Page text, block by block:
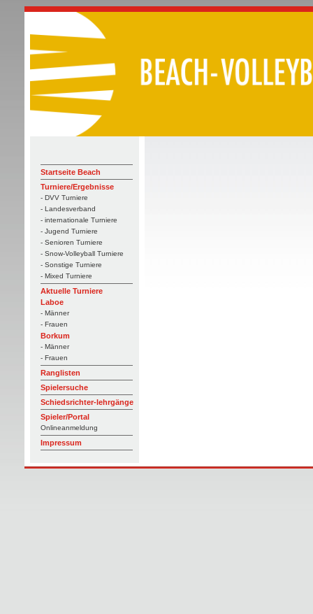
Startseite Beach
Turniere/Ergebnisse
- DVV Turniere
- Landesverband
- internationale Turniere
- Jugend Turniere
- Senioren Turniere
- Snow-Volleyball Turniere
- Sonstige Turniere
- Mixed Turniere
Aktuelle Turniere
Laboe
- Männer
- Frauen
Borkum
- Männer
- Frauen
Ranglisten
Spielersuche
Schiedsrichter-lehrgänge
Spieler/Portal
Onlineanmeldung
Impressum